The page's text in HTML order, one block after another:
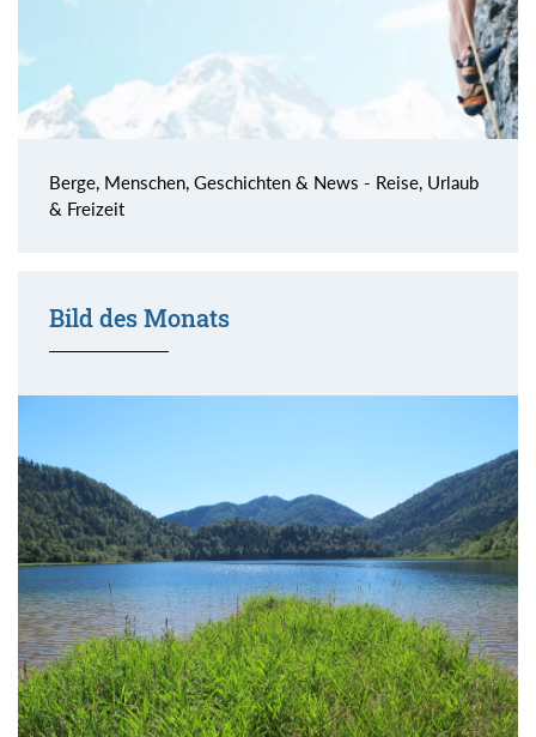
Berge, Menschen, Geschichten & News - Reise, Urlaub
& Freizeit
Bild des Monats